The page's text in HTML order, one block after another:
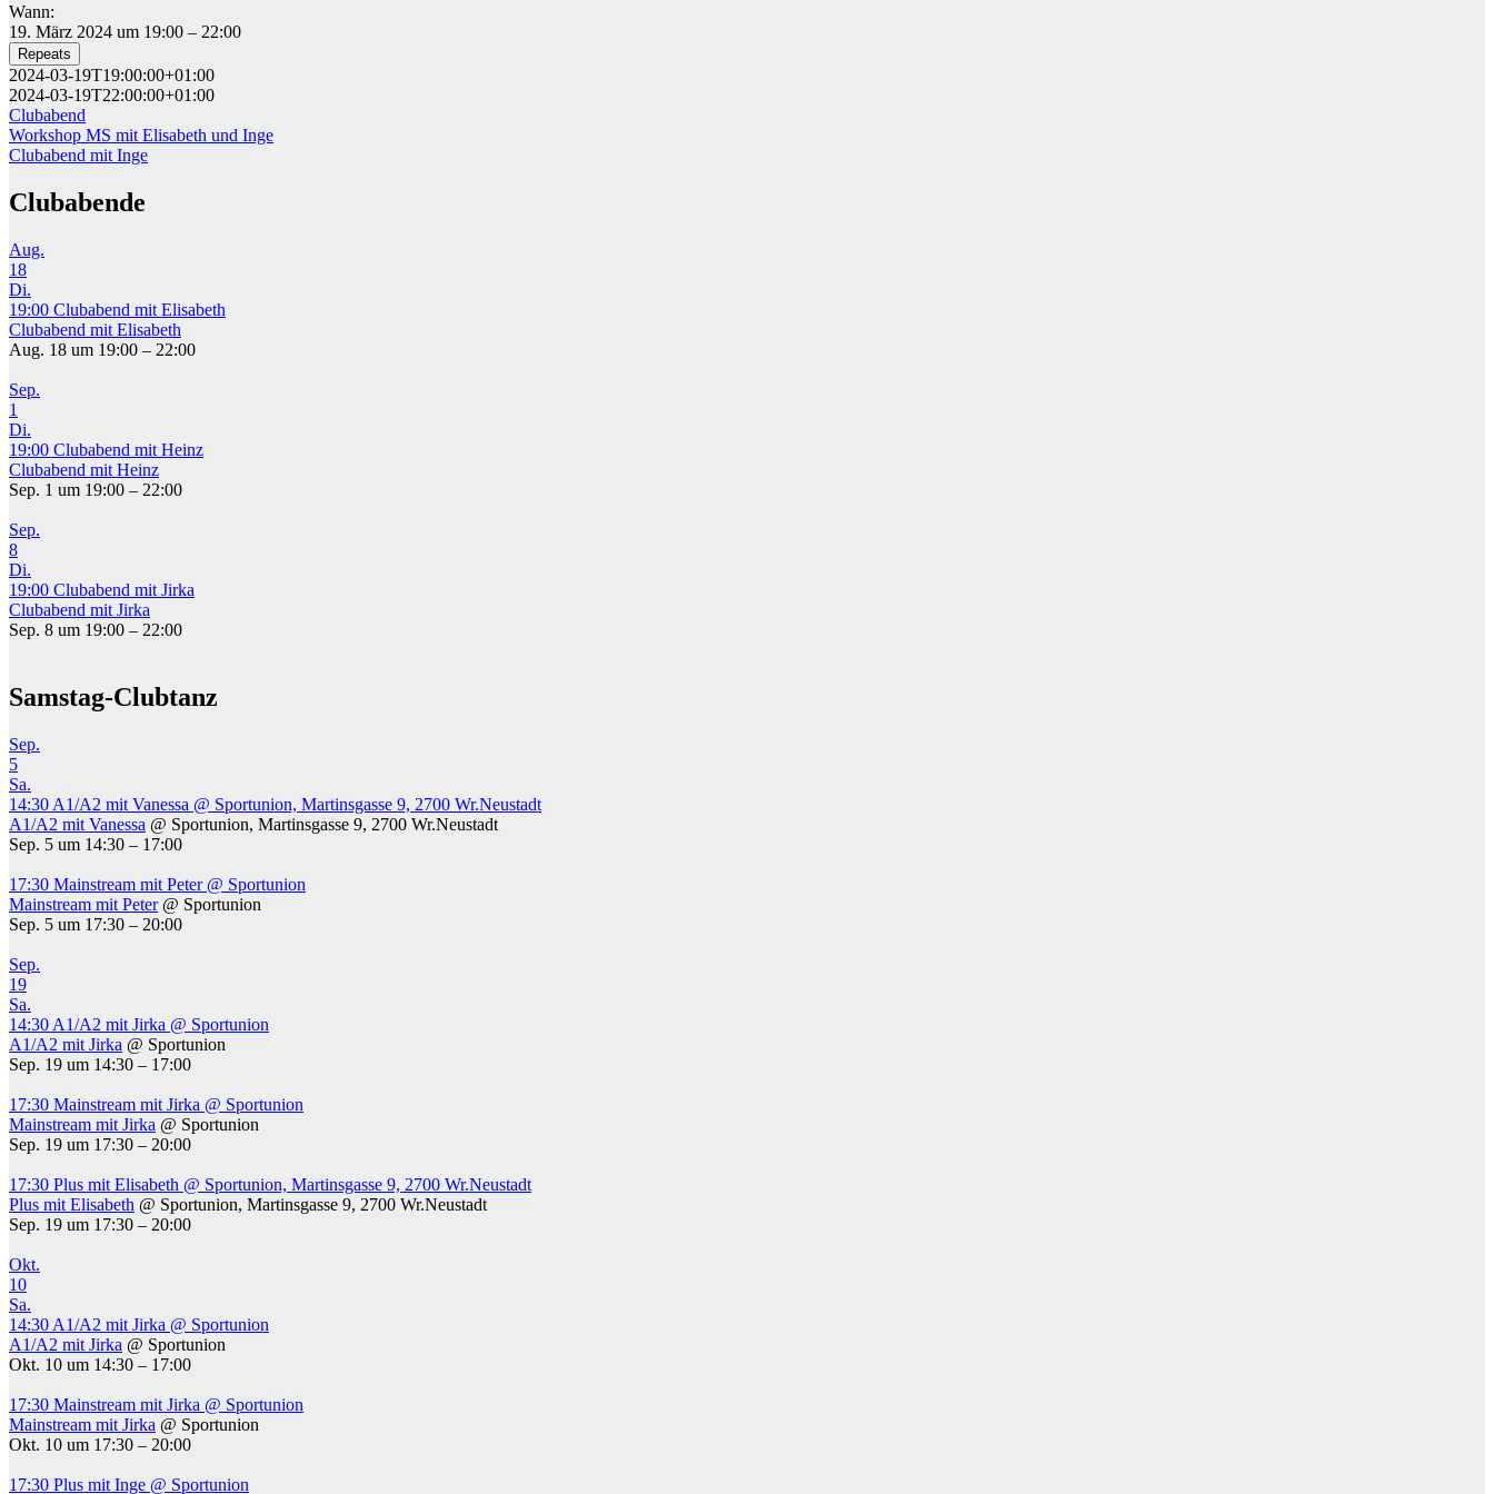
Wann:
19. März 2024 um 19:00 – 22:00
Repeats
2024-03-19T19:00:00+01:00
2024-03-19T22:00:00+01:00
Clubabend
Beitragsnavigation
Workshop MS mit Elisabeth und Inge
Clubabend mit Inge
Clubabende
Aug.
18
Di.
19:00 Clubabend mit Elisabeth
Clubabend mit Elisabeth
Aug. 18 um 19:00 – 22:00
Sep.
1
Di.
19:00 Clubabend mit Heinz
Clubabend mit Heinz
Sep. 1 um 19:00 – 22:00
Sep.
8
Di.
19:00 Clubabend mit Jirka
Clubabend mit Jirka
Sep. 8 um 19:00 – 22:00
Samstag-Clubtanz
Sep.
5
Sa.
14:30 A1/A2 mit Vanessa @ Sportunion, Martinsgasse 9, 2700 Wr.Neustadt
A1/A2 mit Vanessa @ Sportunion, Martinsgasse 9, 2700 Wr.Neustadt
Sep. 5 um 14:30 – 17:00
17:30 Mainstream mit Peter @ Sportunion
Mainstream mit Peter @ Sportunion
Sep. 5 um 17:30 – 20:00
Sep.
19
Sa.
14:30 A1/A2 mit Jirka @ Sportunion
A1/A2 mit Jirka @ Sportunion
Sep. 19 um 14:30 – 17:00
17:30 Mainstream mit Jirka @ Sportunion
Mainstream mit Jirka @ Sportunion
Sep. 19 um 17:30 – 20:00
17:30 Plus mit Elisabeth @ Sportunion, Martinsgasse 9, 2700 Wr.Neustadt
Plus mit Elisabeth @ Sportunion, Martinsgasse 9, 2700 Wr.Neustadt
Sep. 19 um 17:30 – 20:00
Okt.
10
Sa.
14:30 A1/A2 mit Jirka @ Sportunion
A1/A2 mit Jirka @ Sportunion
Okt. 10 um 14:30 – 17:00
17:30 Mainstream mit Jirka @ Sportunion
Mainstream mit Jirka @ Sportunion
Okt. 10 um 17:30 – 20:00
17:30 Plus mit Inge @ Sportunion